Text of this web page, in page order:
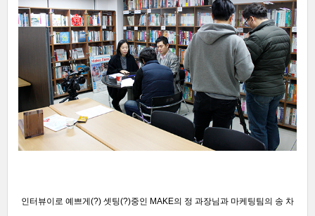
인터뷰이로 예쁘게(?) 셋팅(?)중인 MAKE의 정 과장님과 마케팅팀의 송 차